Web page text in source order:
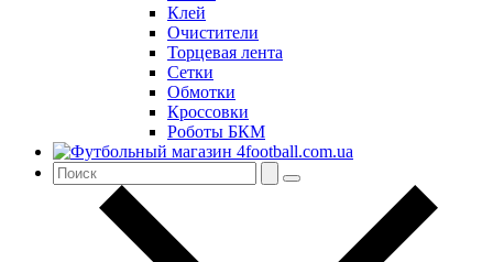
Клей
Очистители
Торцевая лента
Сетки
Обмотки
Кроссовки
Роботы БКМ